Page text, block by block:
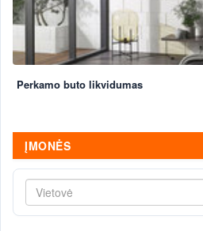
Perkamo buto likvidumas
ĮMONĖS
Vietovė